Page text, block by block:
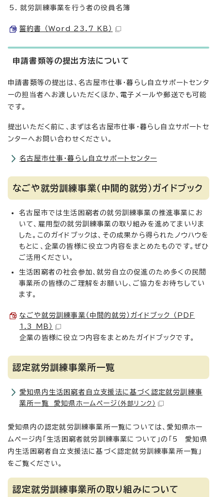
就労訓練事業を行う者の役員名簿
誓約書 （Word 23.7 KB）
申請書類等の提出方法について
申請書類等の提出は、名古屋市仕事・暮らし自立サポートセンタ
ーの担当者へお渡しいただくほか、電子メールや郵送でも可能
です。
提出いただく前に、まずは名古屋市仕事・暮らし自立サポートセ
ンターへお問い合わせください。
名古屋市仕事・暮らし自立サポートセンター
なごや就労訓練事業（中間的就労）ガイドブック
名古屋市では生活困窮者の就労訓練事業の推進事業にお
いて、雇用型の就労訓練事業の取り組みを進めてまいりま
した。このガイドブックは、その成果から得られたノウハウを
もとに、企業の皆様に役立つ内容をまとめたものです。ぜひ
ご活用ください。
生活困窮者の社会参加、就労自立の促進のため多くの民間
事業所の皆様のご理解をお願いし、ご協力をお待ちしてい
ます。
なごや就労訓練事業（中間的就労）ガイドブック （PDF
1.3 MB）
企業の皆様に役立つ内容をまとめたガイドブックです。
認定就労訓練事業所一覧
愛知県内生活困窮者自立支援法に基づく認定就労訓練事
業所一覧 愛知県ホームページ （外部リンク）
愛知県内の認定就労訓練事業所一覧については、愛知県ホー
ムページ内「生活困窮者就労訓練事業について」の「5 愛知県
内生活困窮者自立支援法に基づく認定就労訓練事業所一覧」
をご覧ください。
認定就労訓練事業所の取り組みについて